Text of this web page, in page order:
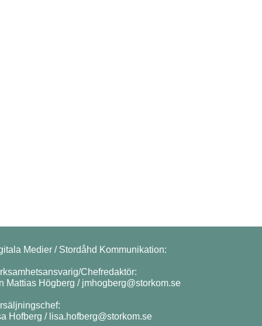
Medier / Stordåhd Kommunikation:
Chefredaktör:
Mattias Högberg / jmhogberg@storkom.se
Hofberg / lisa.hofberg@storkom.se